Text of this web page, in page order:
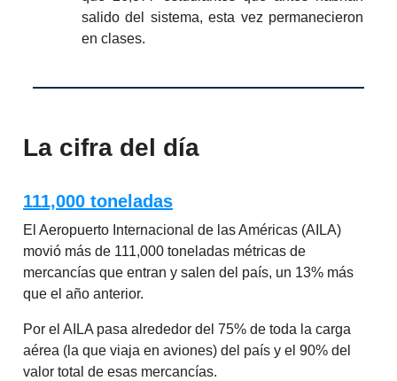
salido del sistema, esta vez permanecieron
en clases.
La cifra del día
111,000 toneladas
El Aeropuerto Internacional de las Américas (AILA)
movió más de 111,000 toneladas métricas de
mercancías que entran y salen del país, un 13% más
que el año anterior.
Por el AILA pasa alrededor del 75% de toda la carga
aérea (la que viaja en aviones) del país y el 90% del
valor total de esas mercancías.